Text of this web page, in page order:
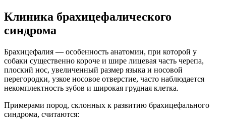
Клиника брахицефалического
синдрома
Брахицефалия — особенность анатомии, при которой у
собаки существенно короче и шире лицевая часть черепа,
плоский нос, увеличенный размер языка и носовой
перегородки, узкое носовое отверстие, часто наблюдается
некомплектность зубов и широкая грудная клетка.
Примерами пород, склонных к развитию брахицефального
синдрома, считаются: